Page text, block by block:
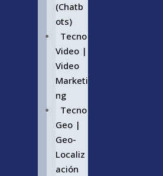
(Chatb
ots)
Tecno
Video |
Video
Marketi
ng
Tecno
Geo |
Geo-
Localiz
ación